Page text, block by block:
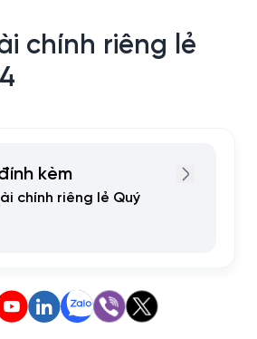
chính riêng lẻ
kèm
chính riêng lẻ Quý